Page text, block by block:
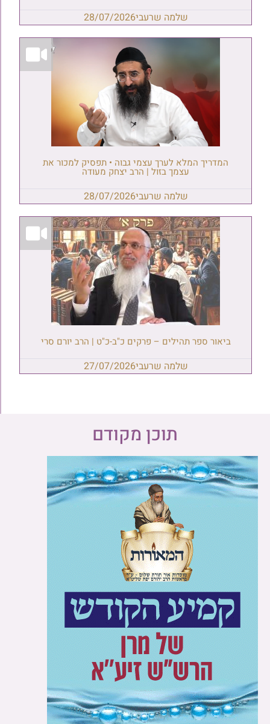
שלמה שרעבי28/07/2026
המדריך המלא לערך עצמי גבוה • תפסיק למכור את
עצמך בזול | הרב יצחק מעודה
שלמה שרעבי28/07/2026
ביאור ספר תהילים – פרקים כ"ב-כ"ט | הרב יורם סרי
שלמה שרעבי27/07/2026
תוכן מקודם